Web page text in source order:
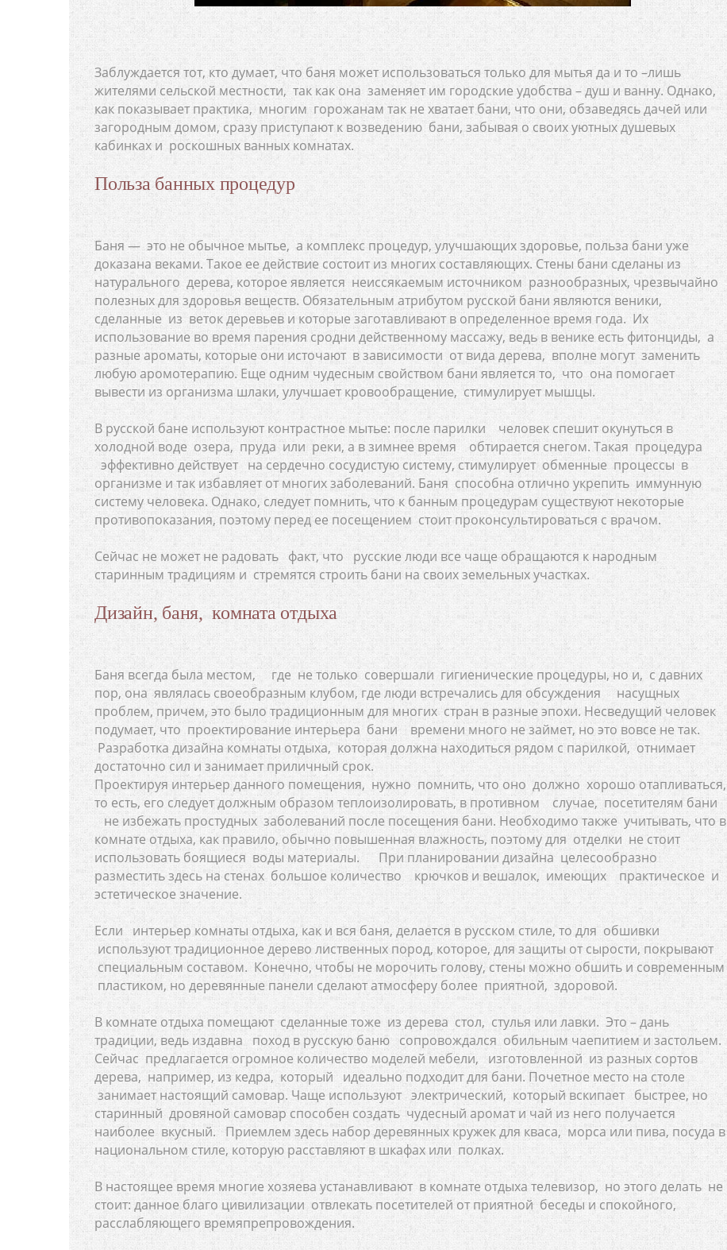
Заблуждается тот, кто думает, что баня может использоваться только для мытья да и то –лишь
жителями сельской местности, так как она заменяет им городские удобства – душ и ванну. Однако,
как показывает практика, многим горожанам так не хватает бани, что они, обзаведясь дачей или
загородным домом, сразу приступают к возведению бани, забывая о своих уютных душевых
кабинках и роскошных ванных комнатах.
Польза банных процедур
Баня — это не обычное мытье, а комплекс процедур, улучшающих здоровье, польза бани уже
доказана веками. Такое ее действие состоит из многих составляющих. Стены бани сделаны из
натурального дерева, которое является неиссякаемым источником разнообразных, чрезвычайно
полезных для здоровья веществ. Обязательным атрибутом русской бани являются веники,
сделанные из веток деревьев и которые заготавливают в определенное время года. Их
использование во время парения сродни действенному массажу, ведь в венике есть фитонциды, а
разные ароматы, которые они источают в зависимости от вида дерева, вполне могут заменить
любую аромотерапию. Еще одним чудесным свойством бани является то, что она помогает
вывести из организма шлаки, улучшает кровообращение, стимулирует мышцы.
В русской бане используют контрастное мытье: после парилки человек спешит окунуться в
холодной воде озера, пруда или реки, а в зимнее время обтирается снегом. Такая процедура
эффективно действует на сердечно сосудистую систему, стимулирует обменные процессы в
организме и так избавляет от многих заболеваний. Баня способна отлично укрепить иммунную
систему человека. Однако, следует помнить, что к банным процедурам существуют некоторые
противопоказания, поэтому перед ее посещением стоит проконсультироваться с врачом.
Сейчас не может не радовать факт, что русские люди все чаще обращаются к народным
старинным традициям и стремятся строить бани на своих земельных участках.
Дизайн, баня, комната отдыха
Баня всегда была местом, где не только совершали гигиенические процедуры, но и, с давних
пор, она являлась своеобразным клубом, где люди встречались для обсуждения насущных
проблем, причем, это было традиционным для многих стран в разные эпохи. Несведущий человек
подумает, что проектирование интерьера бани времени много не займет, но это вовсе не так.
Разработка дизайна комнаты отдыха, которая должна находиться рядом с парилкой, отнимает
достаточно сил и занимает приличный срок.
Проектируя интерьер данного помещения, нужно помнить, что оно должно хорошо отапливаться,
то есть, его следует должным образом теплоизолировать, в противном случае, посетителям бани
не избежать простудных заболеваний после посещения бани. Необходимо также учитывать, что в
комнате отдыха, как правило, обычно повышенная влажность, поэтому для отделки не стоит
использовать боящиеся воды материалы. При планировании дизайна целесообразно
разместить здесь на стенах большое количество крючков и вешалок, имеющих практическое и
эстетическое значение.
Если интерьер комнаты отдыха, как и вся баня, делается в русском стиле, то для обшивки
используют традиционное дерево лиственных пород, которое, для защиты от сырости, покрывают
специальным составом. Конечно, чтобы не морочить голову, стены можно обшить и современным
пластиком, но деревянные панели сделают атмосферу более приятной, здоровой.
В комнате отдыха помещают сделанные тоже из дерева стол, стулья или лавки. Это – дань
традиции, ведь издавна поход в русскую баню сопровождался обильным чаепитием и застольем.
Сейчас предлагается огромное количество моделей мебели, изготовленной из разных сортов
дерева, например, из кедра, который идеально подходит для бани. Почетное место на столе
занимает настоящий самовар. Чаще используют электрический, который вскипает быстрее, но
старинный дровяной самовар способен создать чудесный аромат и чай из него получается
наиболее вкусный. Приемлем здесь набор деревянных кружек для кваса, морса или пива, посуда в
национальном стиле, которую расставляют в шкафах или полках.
В настоящее время многие хозяева устанавливают в комнате отдыха телевизор, но этого делать не
стоит: данное благо цивилизации отвлекать посетителей от приятной беседы и спокойного,
расслабляющего времяпрепровождения.